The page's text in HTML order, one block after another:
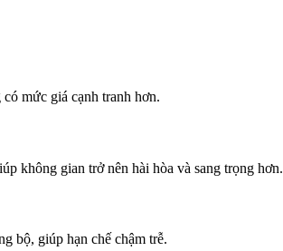
mức giá cạnh tranh hơn.
không gian trở nên hài hòa và sang trọng hơn.
bộ, giúp hạn chế chậm trễ.